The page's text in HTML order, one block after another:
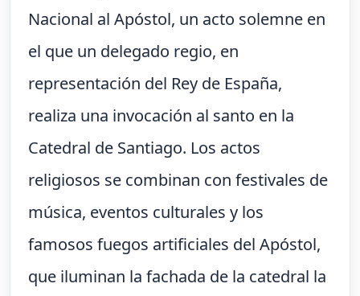
Nacional al Apóstol, un acto solemne en
el que un delegado regio, en
representación del Rey de España,
realiza una invocación al santo en la
Catedral de Santiago. Los actos
religiosos se combinan con festivales de
música, eventos culturales y los
famosos fuegos artificiales del Apóstol,
que iluminan la fachada de la catedral la